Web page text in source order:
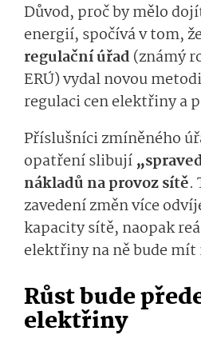
Důvod, proč by mělo
energií, spočívá v tom,
regulační úřad (známý
ERÚ) vydal novou
regulaci cen elektřiny a
Příslušníci zmíněného
opatření slibují
nákladů na provoz sítě.
zavedení změn více
kapacity sítě, naopak
elektřiny na ně bude
Růst bude
elektřiny